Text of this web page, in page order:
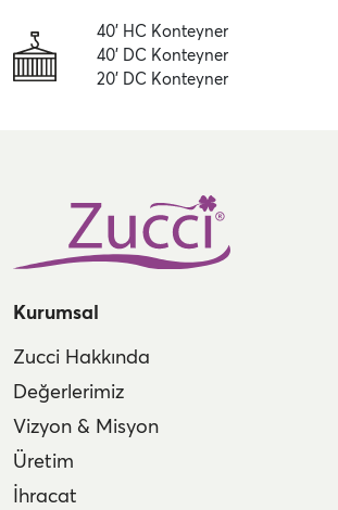
40' HC Konteyner
40' DC Konteyner
20' DC Konteyner
Kurumsal
Zucci Hakkında
Değerlerimiz
Vizyon & Misyon
Üretim
İhracat